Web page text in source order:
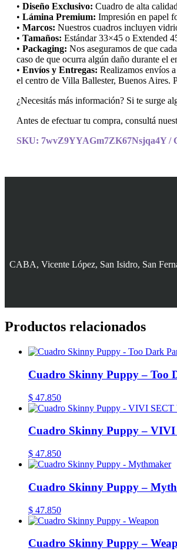
• Diseño Exclusivo: Cuadro de alta
• Lámina Premium: Impresión en papel
• Marcos: Nuestros cuadros incluyen
• Tamaños: Estándar 33×45 o Extended
• Packaging: Nos aseguramos de que
caso de que ocurra algún daño durante el
• Envíos y Entregas: Realizamos envíos
el centro de Villa Ballester, Buenos Aires.
¿Necesitás más información? Si te surge
Antes de efectuar tu compra, consultá
SKU: 7wvZ9YYAGm7ZK67Nsjqa4Y
CABA, Vicente López, San Isidro, San
Productos relacionados
Cuadro Skinny Puppy – Too
$ 47.850
Cuadro Skinny Puppy –
$ 47.850
Cuadro Skinny Puppy –
$ 47.850
Cuadro Skinny Puppy –